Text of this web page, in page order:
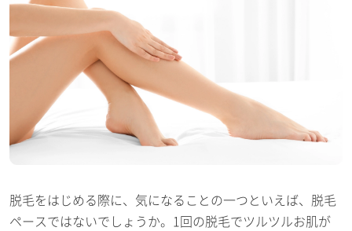
脱毛をはじめる際に、気になることの一つといえば、脱毛
ペースではないでしょうか。1回の脱毛でツルツルお肌が